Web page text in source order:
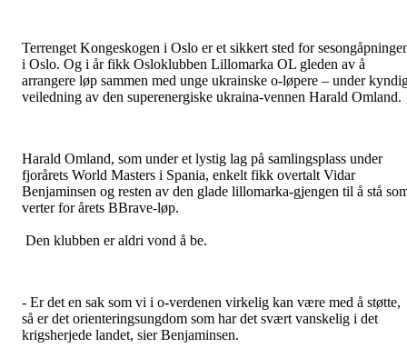
Terrenget Kongeskogen i Oslo er et sikkert sted for
i Oslo. Og i år fikk Osloklubben Lillomarka OL gleden av å
arrangere løp sammen med unge ukrainske o-løpere – under
veiledning av den superenergiske ukraina-vennen Harald Omland.
Harald Omland, som under et lystig lag på samlingsplass under
fjorårets World Masters i Spania, enkelt fikk overtalt Vidar
Benjaminsen og resten av den glade lillomarka-gjengen til å stå
verter for årets BBrave-løp.
Den klubben er aldri vond å be.
- Er det en sak som vi i o-verdenen virkelig kan være med å støtte,
så er det orienteringsungdom som har det svært vanskelig i det
krigsherjede landet, sier Benjaminsen.